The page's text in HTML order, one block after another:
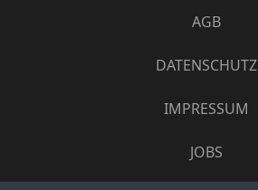
AGB
DATENSCHUTZ
IMPRESSUM
JOBS